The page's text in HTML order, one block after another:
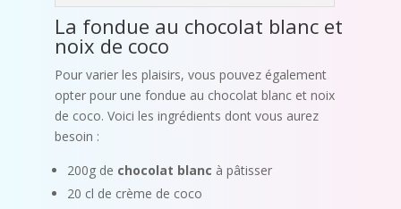
La fondue au chocolat blanc et
noix de coco
Pour varier les plaisirs, vous pouvez également
opter pour une fondue au chocolat blanc et noix
de coco. Voici les ingrédients dont vous aurez
besoin :
200g de chocolat blanc à pâtisser
20 cl de crème de coco